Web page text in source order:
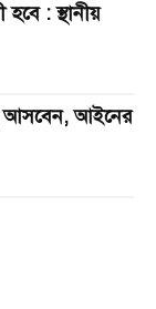
: স্থানীয়
আসবেন, আইনের